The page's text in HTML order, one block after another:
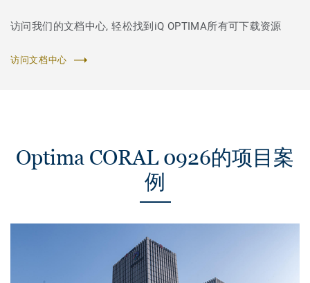
访问我们的文档中心, 轻松找到iQ OPTIMA所有可下载资源
访问文档中心
Optima CORAL 0926的项目案
例